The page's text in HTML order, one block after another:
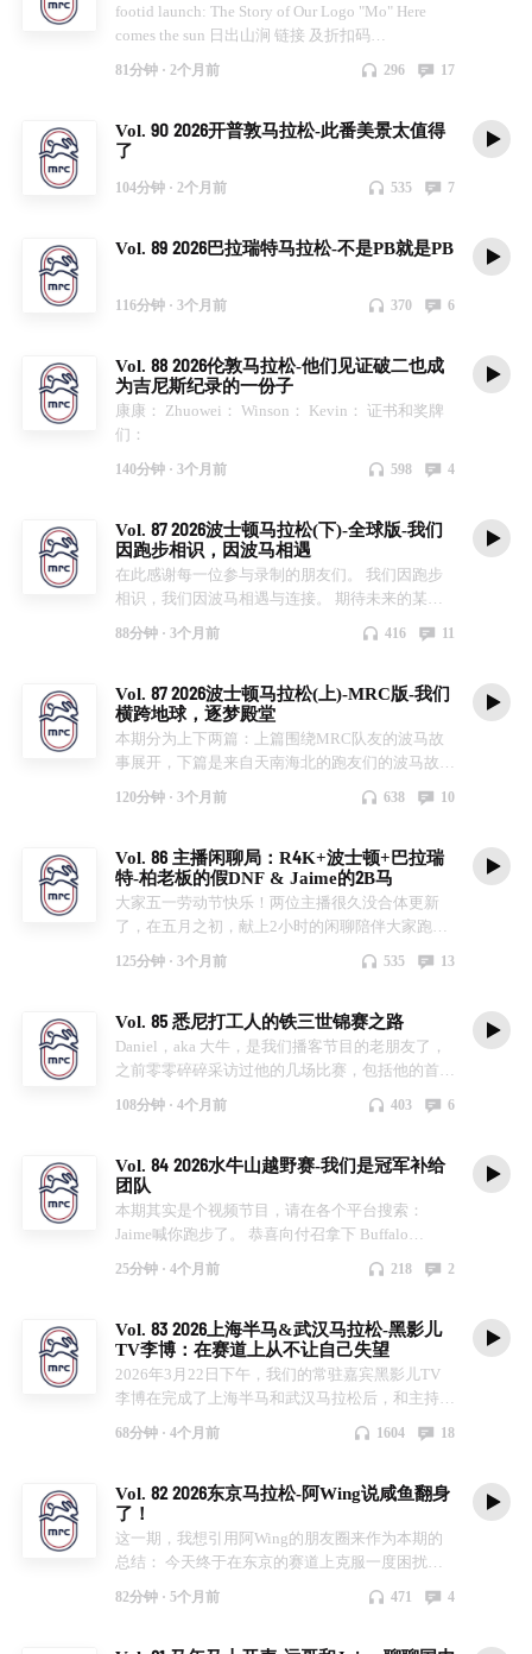
footid launch: The Story of Our Logo "Mo" Here
comes the sun 日出山涧 链接 及折扣码
81分钟 · 2个月前 296 17
Vol. 90 2026开普敦马拉松-此番美景太值得
了
104分钟 · 2个月前 535 7
Vol. 89 2026巴拉瑞特马拉松-不是PB就是PB
116分钟 · 3个月前 370 6
Vol. 88 2026伦敦马拉松-他们见证破二也成
为吉尼斯纪录的一份子
康康： Zhuowei： Winson： Kevin： 证书和奖牌
们：
140分钟 · 3个月前 598 4
Vol. 87 2026波士顿马拉松(下)-全球版-我们
因跑步相识，因波马相遇
在此感谢每一位参与录制的朋友们。 我们因跑步
相识，我们因波马相遇与连接。 期待未来的某一
科技的AC 04:20 黑影儿TV李博 07:05 上海的Kimi
的胡子 44:45 波士顿的小语春风 57:10 悉尼的Jane
01:09:15 芝加哥的溶溶 01:11:22 墨尔本的Flora
01:22:26 墨尔本的Wendy
88分钟 · 3个月前 416 11
Vol. 87 2026波士顿马拉松(上)-MRC版-我们
横跨地球，逐梦殿堂
本期分为上下两篇：上篇围绕MRC队友的波马故
事展开，下篇是来自天南海北的跑友们的波马故
姐、Julie Roger： Ryan的大满贯照在 Runna 的
120分钟 · 3个月前 638 10
Vol. 86 主播闲聊局：R4K+波士顿+巴拉瑞
特-柏老板的假DNF & Jaime的2B马
大家五一劳动节快乐！两位主播很久没合体更新
了，在五月之初，献上2小时的闲聊陪伴大家跑个
for the Kids, Boston Marathon & Ballarat Marathon.
的 Ballarat Marathon： 小柏的 Ballarat Marathon：
125分钟 · 3个月前 535 13
Vol. 85 悉尼打工人的铁三世锦赛之路
Daniel，aka 大牛，是我们播客节目的老朋友了，
之前零零碎碎采访过他的几场比赛，包括他的首场
下一场越南大铁做准备，目标 Kona 世锦赛 - KQ！
普通全职上班族，如何一路打怪升级，走到铁三世
锦赛？不仅自己能有相对不错的运动表现，还能帮
助身边的小伙伴进行训练指导。
108分钟 · 4个月前 403 6
Vol. 84 2026水牛山越野赛-我们是冠军补给
团队
本期其实是个视频节目，请在各个平台搜索：
Jaime喊你跑步了。 恭喜向付召拿下 Buffalo
阳，补给组合-程小远和Jaime，MRC和ACRG两个
25分钟 · 4个月前 218 2
Vol. 83 2026上海半马&武汉马拉松-黑影儿
TV李博：在赛道上从不让自己失望
2026年3月22日下午，我们的常驻嘉宾黑影儿TV
李博在完成了上海半马和武汉马拉松后，和主持人
影儿TV各大平台上线 🙏 上海半马： 武汉马拉松：
68分钟 · 4个月前 1604 18
Vol. 82 2026东京马拉松-阿Wing说咸鱼翻身
了！
这一期，我想引用阿Wing的朋友圈来作为本期的
总结： 今天终于在东京的赛道上克服一度困扰了1
一度以为那24年的悉尼首马 3: 56: 56就是我永远
82分钟 · 5个月前 471 4